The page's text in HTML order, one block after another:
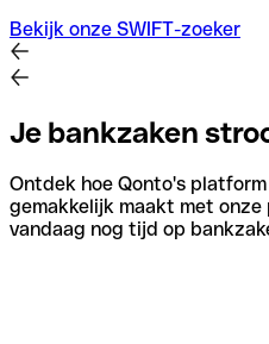
Bekijk onze SWIFT-zoeker
Je bankzaken
Ontdek hoe Qonto's
gemakkelijk maakt met
vandaag nog tijd op